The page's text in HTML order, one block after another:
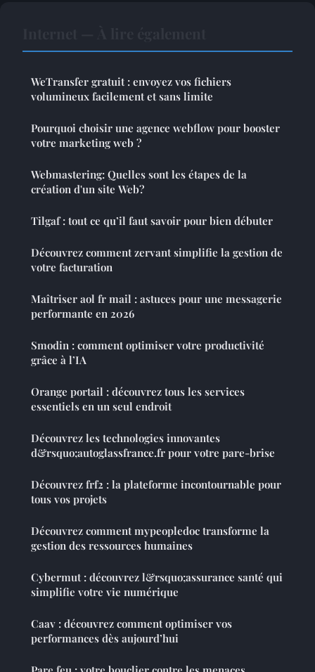
WeTransfer gratuit : envoyez vos fichiers
volumineux facilement et sans limite
Pourquoi choisir une agence webflow pour booster
votre marketing web ?
Webmastering: Quelles sont les étapes de la
création d'un site Web?
Tilgaf : tout ce qu’il faut savoir pour bien débuter
Découvrez comment zervant simplifie la gestion de
votre facturation
Maîtriser aol fr mail : astuces pour une messagerie
performante en 2026
Smodin : comment optimiser votre productivité
grâce à l’IA
Orange portail : découvrez tous les services
essentiels en un seul endroit
Découvrez les technologies innovantes
d&rsquo;autoglassfrance.fr pour votre pare-brise
Découvrez frf2 : la plateforme incontournable pour
tous vos projets
Découvrez comment mypeopledoc transforme la
gestion des ressources humaines
Cybermut : découvrez l&rsquo;assurance santé qui
simplifie votre vie numérique
Caav : découvrez comment optimiser vos
performances dès aujourd’hui